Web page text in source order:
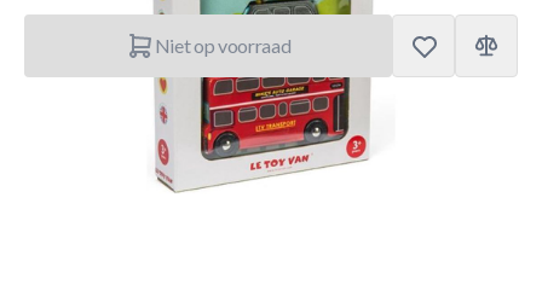
Niet op voorraad
Korte Beschrijving
Le Toy Van Little London Vehicle Set